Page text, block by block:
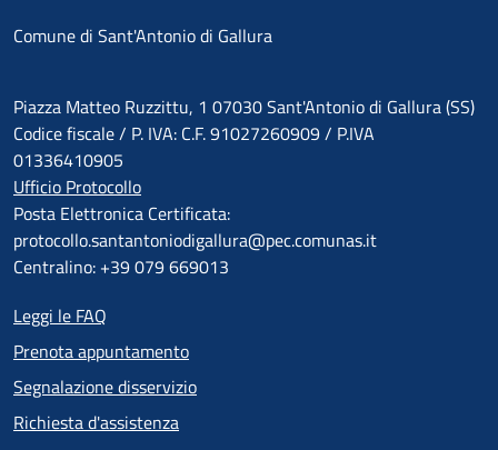
Comune di Sant'Antonio di Gallura
Piazza Matteo Ruzzittu, 1 07030 Sant'Antonio di Gallura (SS)
Codice fiscale / P. IVA: C.F. 91027260909 / P.IVA
01336410905
Ufficio Protocollo
Posta Elettronica Certificata:
protocollo.santantoniodigallura@pec.comunas.it
Centralino: +39 079 669013
Leggi le FAQ
Prenota appuntamento
Segnalazione disservizio
Richiesta d'assistenza